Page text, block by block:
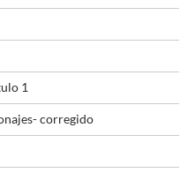
1
corregido